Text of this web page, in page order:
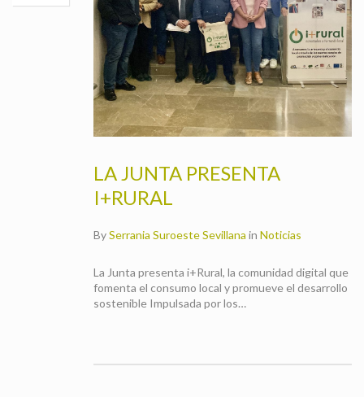
LA JUNTA PRESENTA
I+RURAL
BySerrania Suroeste Sevillana in Noticias
La Junta presenta i+Rural, la comunidad digital que
fomenta el consumo local y promueve el desarrollo
sostenible Impulsada por los…